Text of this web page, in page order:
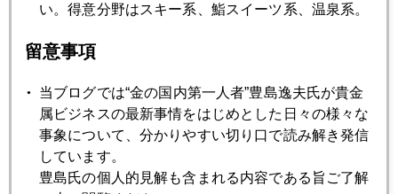
1月 2月 3月 4月 5月 6月
7月
2007年07月27日
夏の乱気流
い。得意分野はスキー系、鮨スイーツ系、温泉系。
留意事項
当ブログでは“金の国内第一人者”豊島逸夫氏が貴金
属ビジネスの最新事情をはじめとした日々の様々な
事象について、分かりやすい切り口で読み解き発信
しています。
豊島氏の個人的見解も含まれる内容である旨ご了解